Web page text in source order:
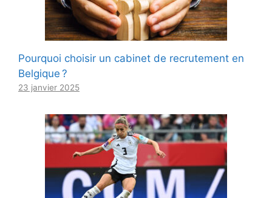
Pourquoi choisir un cabinet de recrutement en
Belgique ?
23 janvier 2025